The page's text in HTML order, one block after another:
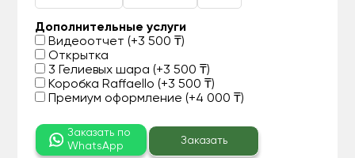
Дополнительные услуги
Видеоотчет (+3 500 ₸)
Открытка
3 Гелиевых шара (+3 500 ₸)
Коробка Raffaello (+3 500 ₸)
Премиум оформление (+4 000 ₸)
Заказать по
WhatsApp
Заказать